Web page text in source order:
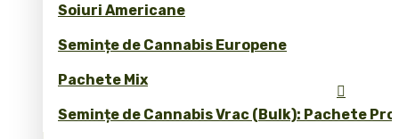
Soiuri Americane
Semințe de Cannabis Europene
Pachete Mix
Semințe de Cannabis Vrac (Bulk): Pachete
